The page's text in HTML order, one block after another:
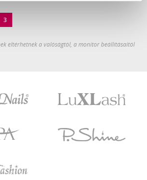
3
eltérhetnek a valóságtól, a monitor beállításaitól